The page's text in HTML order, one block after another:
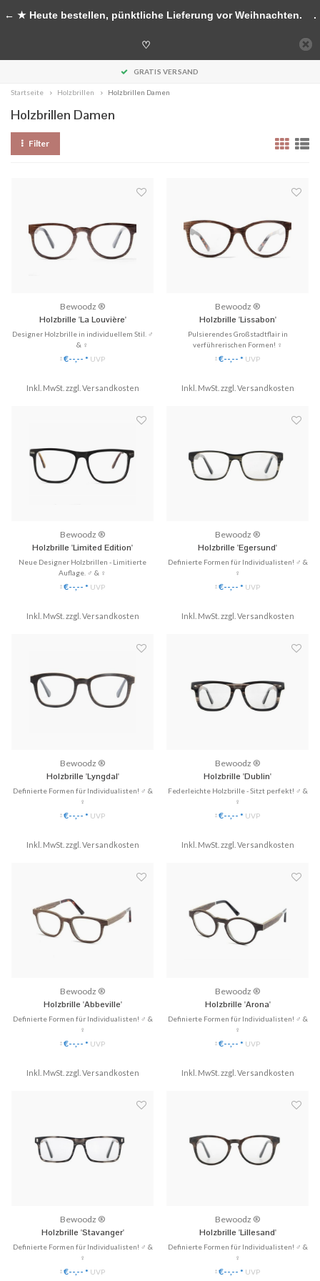
Handgefertigte Accessoires aus Holz
GRATIS VERSAND
Startseite Holzbrillen Holzbrillen Damen
Holzbrillen Damen
Filter
Bewoodz ®
Holzbrille 'La Louvière'
Designer Holzbrille in individuellem Stil. ♂
& ♀
✓ Gläser ganz einfach austauschbar
✓ Handgefertigt aus Echtholz
✓ Hochwertige Scharniere & perfekte
*€--,-- * UVP
Inkl. MwSt. zzgl. Versandkosten
Bewoodz ®
Holzbrille 'Lissabon'
Pulsierendes Großstadtflair in
verführerischen Formen! ♀
✓ Gläser ganz einfach austauschbar
✓ Handgefertigt aus Echtholz
✓ Hochwertige Scharniere & perfekte
*€--,-- * UVP
Inkl. MwSt. zzgl. Versandkosten
Bewoodz ®
Holzbrille 'Limited Edition'
Neue Designer Holzbrillen - Limitierte
Auflage. ♂ & ♀
✓ Neues Design - Limited Edition
✓ Gläser ganz einfach bei jedem Optiker
*€--,-- * UVP
Inkl. MwSt. zzgl. Versandkosten
Bewoodz ®
Holzbrille 'Egersund'
Definierte Formen für Individualisten! ♂ &
♀
✓ Gläser ganz einfach austauschbar
✓ Hochwertige Scharniere & perfekte
*€--,-- * UVP
Inkl. MwSt. zzgl. Versandkosten
Bewoodz ®
Holzbrille 'Lyngdal'
Definierte Formen für Individualisten! ♂ &
♀
✓ Gläser ganz einfach austauschbar
✓ Handgefertigt aus Echtholz
✓ Hochwertige Scharniere & perfekte
*€--,-- * UVP
Inkl. MwSt. zzgl. Versandkosten
Bewoodz ®
Holzbrille 'Dublin'
Federleichte Holzbrille - Sitzt perfekt! ♂ &
♀
✓ Gläser ganz einfach austauschbar
✓ Handgefertigt aus Echtholz
✓ Hochwertige Scharniere & perfekte
*€--,-- * UVP
Inkl. MwSt. zzgl. Versandkosten
Bewoodz ®
Holzbrille 'Abbeville'
Definierte Formen für Individualisten! ♂ &
♀
✓ Gläser ganz einfach austauschbar
✓ Handgefertigt aus Echtholz
✓ Hochwertige Scharniere & perfekte
*€--,-- * UVP
Inkl. MwSt. zzgl. Versandkosten
Bewoodz ®
Holzbrille 'Arona'
Definierte Formen für Individualisten! ♂ &
♀
✓ Gläser ganz einfach austauschbar
✓ Handgefertigt aus Echtholz
✓ Hochwertige Scharniere & perfekte
*€--,-- * UVP
Inkl. MwSt. zzgl. Versandkosten
Bewoodz ®
Holzbrille 'Stavanger'
Definierte Formen für Individualisten! ♂ &
♀
✓ Gläser ganz einfach austauschbar
✓ Handgefertigt aus Echtholz
*€--,-- * UVP
Bewoodz ®
Holzbrille 'Lillesand'
Definierte Formen für Individualisten! ♂ &
♀
✓ Gläser ganz einfach austauschbar
✓ Handgefertigt aus Echtholz
*€--,-- * UVP
← ★ Heute bestellen, pünktliche Lieferung vor Weihnachten. .
♡